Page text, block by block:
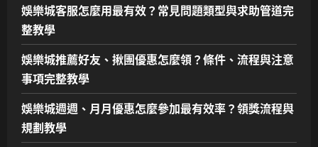
娛樂城客服怎麼用最有效？常見問題類型與求助管道完
整教學
娛樂城推薦好友、揪團優惠怎麼領？條件、流程與注意
事項完整教學
娛樂城週週、月月優惠怎麼參加最有效率？領獎流程與
規劃教學